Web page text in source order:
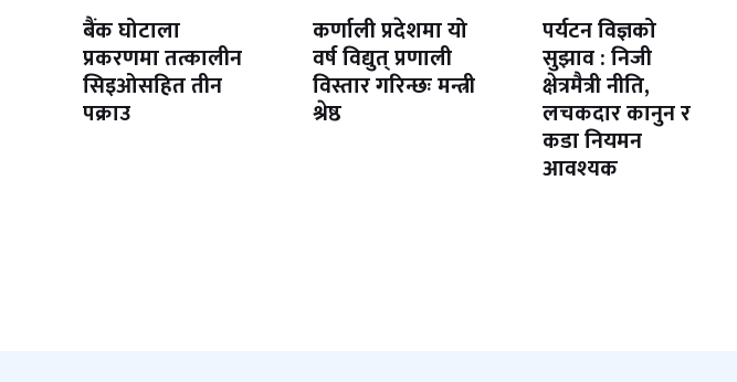
बैंक घोटाला
प्रकरणमा तत्कालीन
सिइओसहित तीन
पक्राउ
कर्णाली प्रदेशमा यो
वर्ष विद्युत् प्रणाली
विस्तार गरिन्छः मन्त्री
श्रेष्ठ
पर्यटन विज्ञको
सुझाव : निजी
क्षेत्रमैत्री नीति,
लचकदार कानुन र
कडा नियमन
आवश्यक